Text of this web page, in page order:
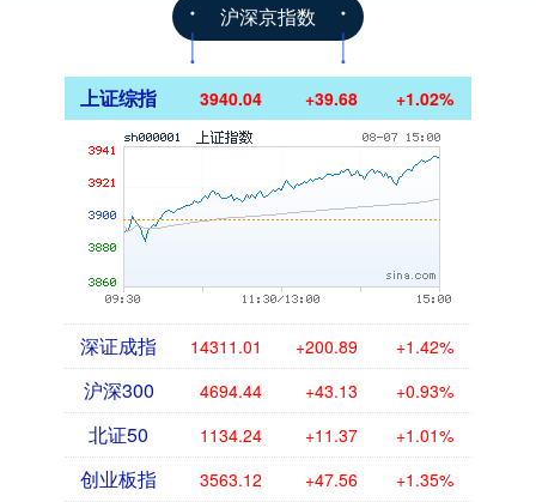
沪深京指数
上证综指 3940.04 +39.68 +1.02%
深证成指 14311.01 +200.89 +1.42%
沪深300 4694.44 +43.13 +0.93%
北证50 1134.24 +11.37 +1.01%
创业板指 3563.12 +47.56 +1.35%